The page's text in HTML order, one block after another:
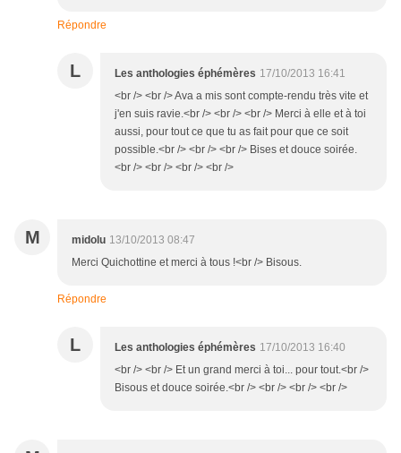
Répondre
L Les anthologies éphémères 17/10/2013 16:41
<br /> <br /> Ava a mis sont compte-rendu très vite et
j'en suis ravie.<br /> <br /> <br /> Merci à elle et à toi
aussi, pour tout ce que tu as fait pour que ce soit
possible.<br /> <br /> <br /> Bises et douce soirée.
<br /> <br /> <br /> <br />
M midolu 13/10/2013 08:47
Merci Quichottine et merci à tous !<br /> Bisous.
Répondre
L Les anthologies éphémères 17/10/2013 16:40
<br /> <br /> Et un grand merci à toi... pour tout.<br />
Bisous et douce soirée.<br /> <br /> <br /> <br />